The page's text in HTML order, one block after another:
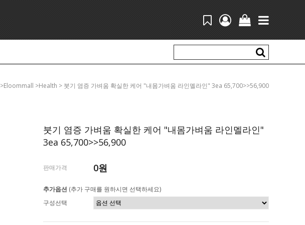
>eloommall >health > 붓기 염증 가벼움 확실한 케어 "내몸가벼움 라인멜라인" 3ea 65,700>>56,900
붓기 염증 가벼움 확실한 케어 "내몸가벼움 라인멜라인"
3ea 65,700>>56,900
판매가격 0원
추가옵션 (추가 구매를 원하시면 선택하세요)
구성선택